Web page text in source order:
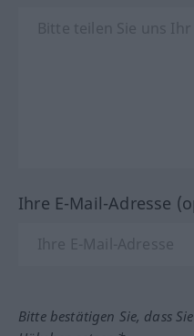
Ihre E-Mail-Adresse
Bitte bestätigen Sie, dass